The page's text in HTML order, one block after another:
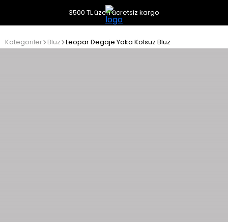
3500 TL üzeri ücretsiz kargo
Kategoriler Bluz Leopar Degaje Yaka Kolsuz Bluz